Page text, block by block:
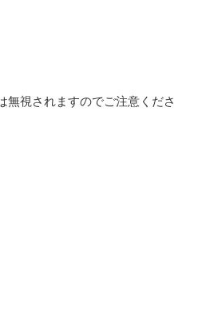
無視されますのでご注意くださ